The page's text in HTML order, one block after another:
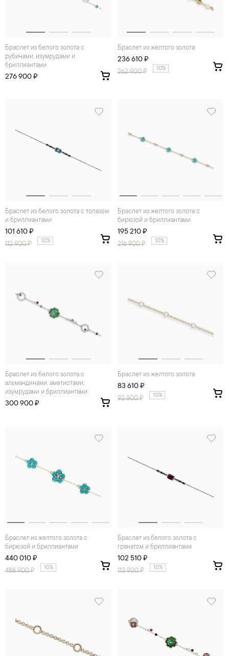
Браслет из белого золота с
рубинами, изумрудами и
бриллиантами
276 900 ₽
Браслет из желтого золота
236 610 ₽
262 900₽ 10%
Браслет из белого золота с топазом
и бриллиантами
101 610 ₽
112 900₽ 10%
Браслет из желтого золота с
бирюзой и бриллиантами
195 210 ₽
216 900₽ 10%
Браслет из белого золота с
альмандинами, аметистами,
изумрудами и бриллиантами
300 900 ₽
Браслет из желтого золота
83 610 ₽
92 900₽ 10%
Браслет из желтого золота с
бирюзой и бриллиантами
440 010 ₽
488 900₽ 10%
Браслет из белого золота с
гранатом и бриллиантами
102 510 ₽
113 900₽ 10%